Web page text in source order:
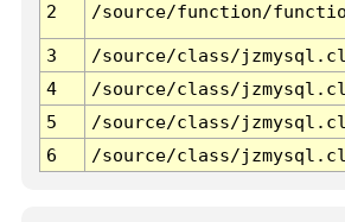
2 /source/function/
3 /source/class/
4
/source/class/
5
/source/class/
6
/source/class/